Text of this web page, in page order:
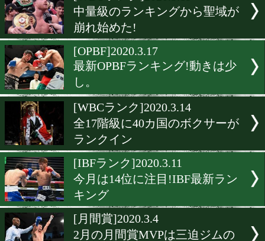
[JBC]2020.3.31
最新日本ランキング発表!
[ボクモバ投票]2020.3.30
4月上旬にボクモバユーザ
P4P総選挙開催!
[WBOランク]2020.3.19
中量級のランキングから聖
崩れ始めた!
[OPBF]2020.3.17